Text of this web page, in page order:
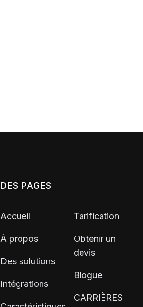
DES PAGES
Accueil
À propos
Des solutions
Intégrations
Tarification
Obtenir un
devis
Blogue
CARRIÈRES